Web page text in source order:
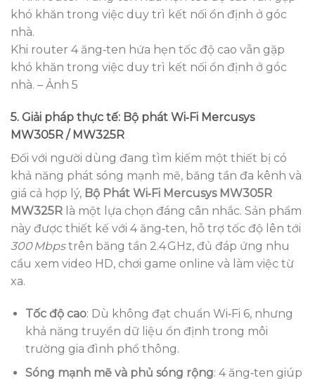
Khi router 4 ăng‑ten hứa hẹn tốc độ cao vẫn gặp
khó khăn trong việc duy trì kết nối ổn định ở góc
nhà. – Ảnh 5
5. Giải pháp thực tế: Bộ phát Wi‑Fi Mercusys
MW305R / MW325R
Đối với người dùng đang tìm kiếm một thiết bị có
khả năng phát sóng mạnh mẽ, băng tần đa kênh và
giá cả hợp lý, Bộ Phát Wi‑Fi Mercusys MW305R
MW325R là một lựa chọn đáng cân nhắc. Sản phẩm
này được thiết kế với 4 ăng‑ten, hỗ trợ tốc độ lên tới
300 Mbpstrên băng tần 2.4 GHz, đủ đáp ứng nhu
cầu xem video HD, chơi game online và làm việc từ
xa.
Tốc độ cao: Dù không đạt chuẩn Wi‑Fi 6, nhưng
khả năng truyền dữ liệu ổn định trong môi
trường gia đình phổ thông.
Sóng mạnh mẽ và phủ sóng rộng: 4 ăng‑ten giúp